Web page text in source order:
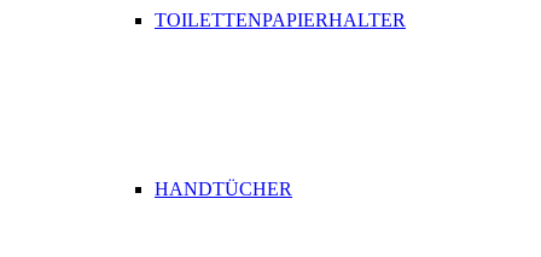
TOILETTENPAPIERHALTER
HANDTÜCHER